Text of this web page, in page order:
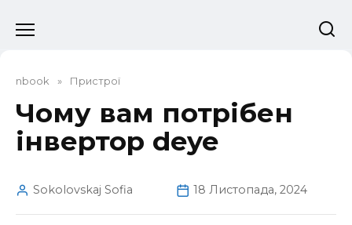
до
nbook » Пристрої
Чому вам потрібен
інвертор deye
Sokolovskaj Sofia 18 Листопада, 2024